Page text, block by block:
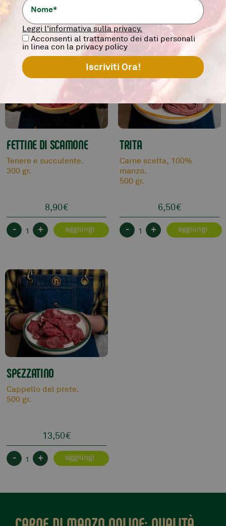
FETTINE DI SCAMONE
Tenere e succulente.
300 gr.
8,90€
- + aggiungi
TRITA
Carne scelta, 100%
manzo.
500 gr.
6,50€
- + aggiungi
SPEZZATINO
Cappello del prete.
500 gr.
13,50€
- + aggiungi
Leggi l'informativa sulla privacy.
Acconsenti al trattamento dei dati personali
in linea con la privacy policy